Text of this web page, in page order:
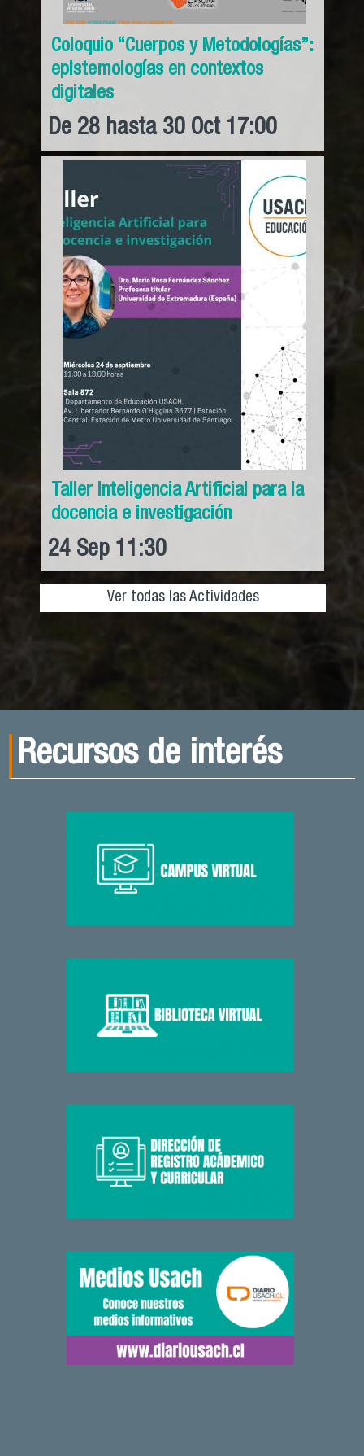
Coloquio “Cuerpos y Metodologías”:
epistemologías en contextos
digitales
De 28 hasta 30 Oct 17:00
Taller Inteligencia Artificial para la
docencia e investigación
24 Sep 11:30
Ver todas las Actividades
Recursos de interés